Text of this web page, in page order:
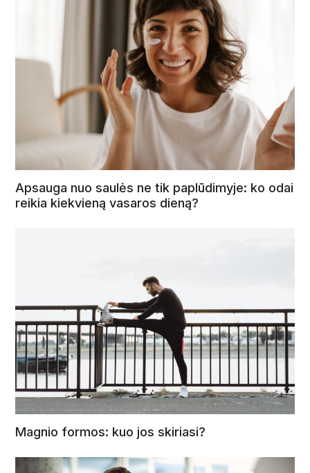
Apsauga nuo saulės ne tik paplūdimyje: ko odai
reikia kiekvieną vasaros dieną?
Magnio formos: kuo jos skiriasi?